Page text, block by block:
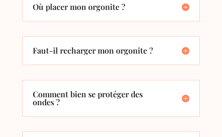
Où placer mon orgonite ?
Faut-il recharger mon orgonite ?
Comment bien se protéger des
ondes ?